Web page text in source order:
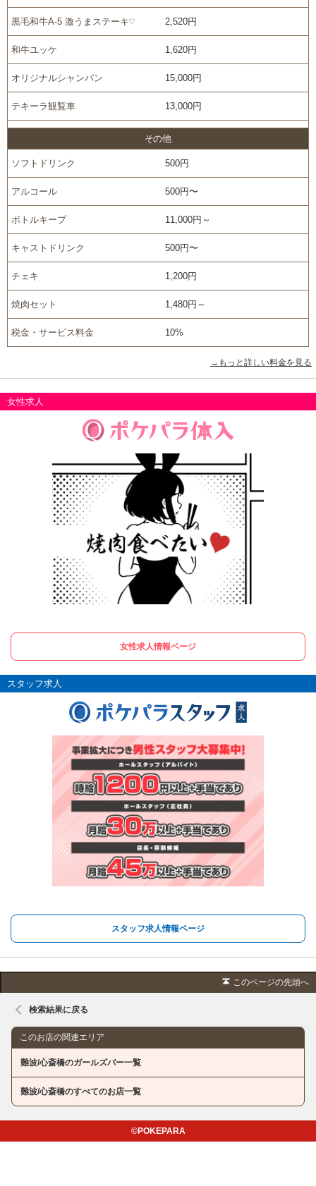
黒毛和牛A-5 激うまステーキ♡ 2,520円
和牛ユッケ 1,620円
オリジナルシャンパン 15,000円
テキーラ観覧車 13,000円
その他
ソフトドリンク 500円
アルコール 500円〜
ボトルキープ 11,000円～
キャストドリンク 500円〜
チェキ 1,200円
焼肉セット 1,480円～
税金・サービス料金 10%
→もっと詳しい料金を見る
女性求人
女性求人情報ページ
スタッフ求人
スタッフ求人情報ページ
このページの先頭へ
検索結果に戻る
このお店の関連エリア
難波/心斎橋のガールズバー一覧
難波/心斎橋のすべてのお店一覧
©POKEPARA